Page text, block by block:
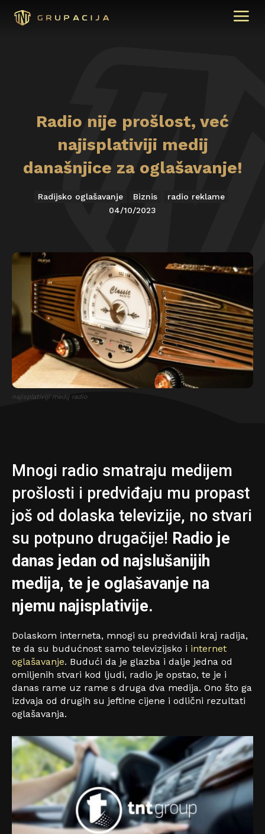
Radio nije prošlost, već
najisplativiji medij
današnjice za oglašavanje!
Radijsko oglašavanje Biznis
radio reklame
04/10/2023
najisplativiji medij radio
Mnogi radio smatraju medijem
prošlosti i predviđaju mu propast
još od dolaska televizije, no stvari
su potpuno drugačije! Radio je
danas jedan od najslušanijih
medija, te je oglašavanje na
njemu najisplativije.
Dolaskom interneta, mnogi su predviđali kraj radija,
te da su budućnost samo televizijsko i internet
oglašavanje. Budući da je glazba i dalje jedna od
omiljenih stvari kod ljudi, radio je opstao, te je i
danas rame uz rame s druga dva medija. Ono što ga
izdvaja od drugih su jeftine cijene i odlični rezultati
oglašavanja.